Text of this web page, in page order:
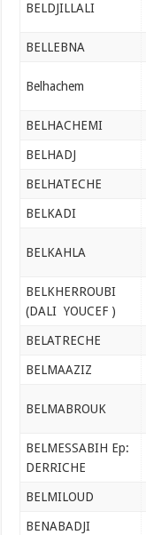
BELDJILLALI
BELLEBNA
Belhachem
BELHACHEMI
BELHADJ
BELHATECHE
BELKADI
BELKAHLA
BELKHERROUBI
(DALI YOUCEF )
BELATRECHE
BELMAAZIZ
BELMABROUK
BELMESSABIH Ep:
DERRICHE
BELMILOUD
BENABADJI